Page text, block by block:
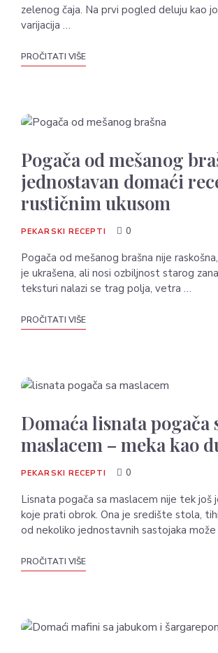
zelenog čaja. Na prvi pogled deluju kao
varijacija …
PROČITATI VIŠE
Pogača od mešanog
jednostavan domaći
rustičnim ukusom
PEKARSKI RECEPTI 0
Pogača od mešanog brašna nije
je ukrašena, ali nosi ozbiljnost starog
teksturi nalazi se trag polja, vetra …
PROČITATI VIŠE
Domaća lisnata pogača
maslacem – meka kao
PEKARSKI RECEPTI 0
Lisnata pogača sa maslacem nije tek još
koje prati obrok. Ona je središte stola,
od nekoliko jednostavnih sastojaka
PROČITATI VIŠE